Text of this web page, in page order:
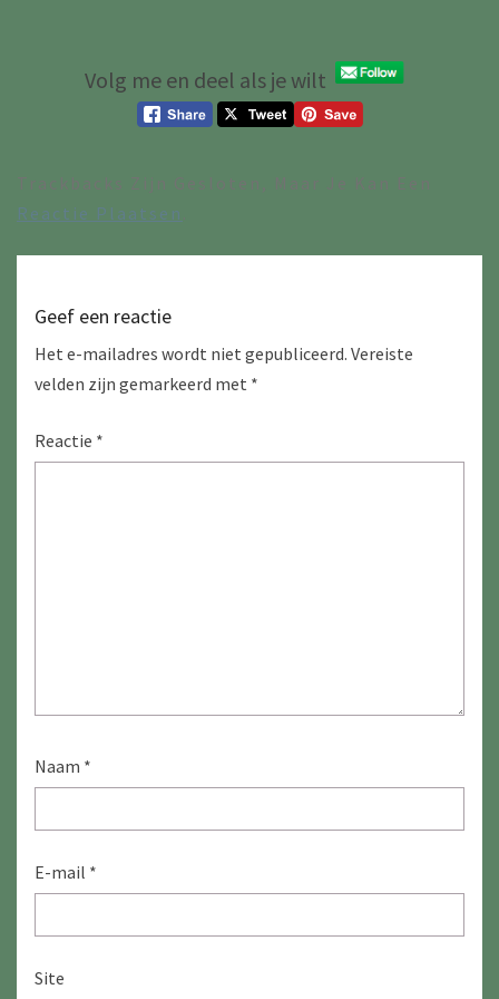
Volg me en deel als je wilt
Reactie Plaatsen
Geef een reactie
Het e-mailadres wordt niet gepubliceerd. Vereiste
velden zijn gemarkeerd met *
Reactie *
Naam *
E-mail *
Site